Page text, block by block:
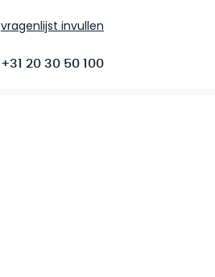
vragenlijst invullen
+31 20 30 50 100